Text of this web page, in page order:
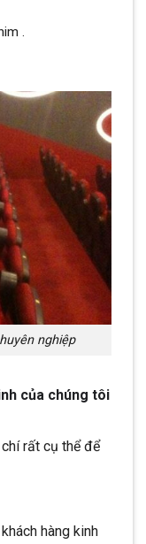
.
nghiệp
của chúng tôi
rất cụ thể để
hàng kinh